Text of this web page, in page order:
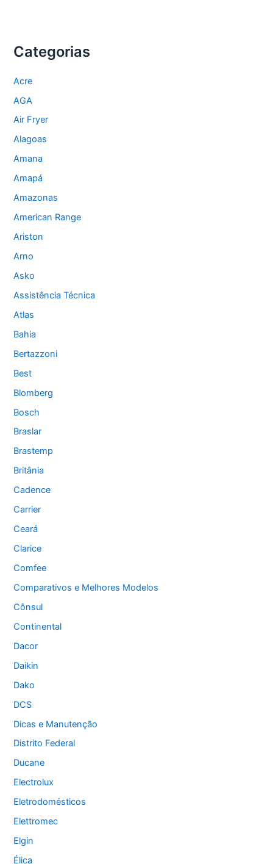
Categorias
Acre
AGA
Air Fryer
Alagoas
Amana
Amapá
Amazonas
American Range
Ariston
Arno
Asko
Assistência Técnica
Atlas
Bahia
Bertazzoni
Best
Blomberg
Bosch
Braslar
Brastemp
Britânia
Cadence
Carrier
Ceará
Clarice
Comfee
Comparativos e Melhores Modelos
Cônsul
Continental
Dacor
Daikin
Dako
DCS
Dicas e Manutenção
Distrito Federal
Ducane
Electrolux
Eletrodomésticos
Elettromec
Elgin
Élica